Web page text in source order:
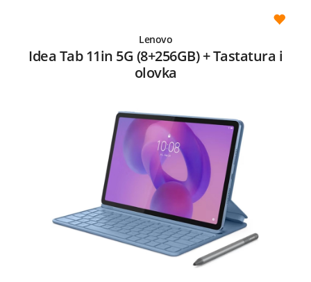
Lenovo
Idea Tab 11in 5G (8+256GB) + Tastatura i
olovka